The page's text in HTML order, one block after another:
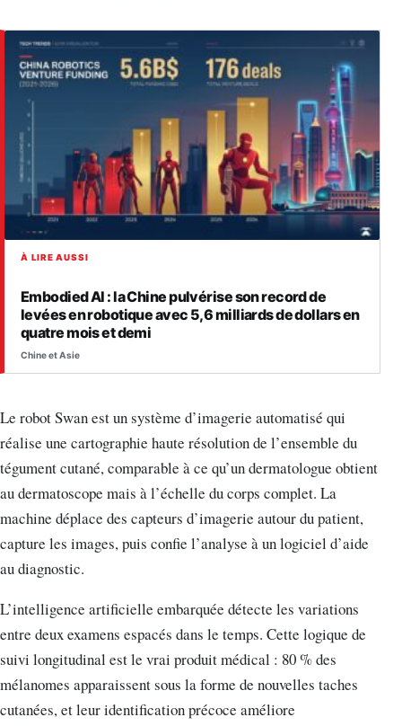
À LIRE AUSSI
Embodied AI : la Chine pulvérise son record de
levées en robotique avec 5,6 milliards de dollars en
quatre mois et demi
Chine et Asie
Le robot Swan est un système d’imagerie automatisé qui
réalise une cartographie haute résolution de l’ensemble du
tégument cutané, comparable à ce qu’un dermatologue obtient
au dermatoscope mais à l’échelle du corps complet. La
machine déplace des capteurs d’imagerie autour du patient,
capture les images, puis confie l’analyse à un logiciel d’aide
au diagnostic.
L’intelligence artificielle embarquée détecte les variations
entre deux examens espacés dans le temps. Cette logique de
suivi longitudinal est le vrai produit médical : 80 % des
mélanomes apparaissent sous la forme de nouvelles taches
cutanées, et leur identification précoce améliore